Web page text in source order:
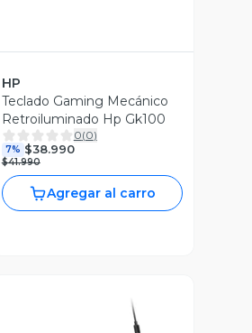
HP
Teclado Gaming Mecánico
Retroiluminado Hp Gk100
0(0)
7% $38.990
$41.990
Agregar al carro